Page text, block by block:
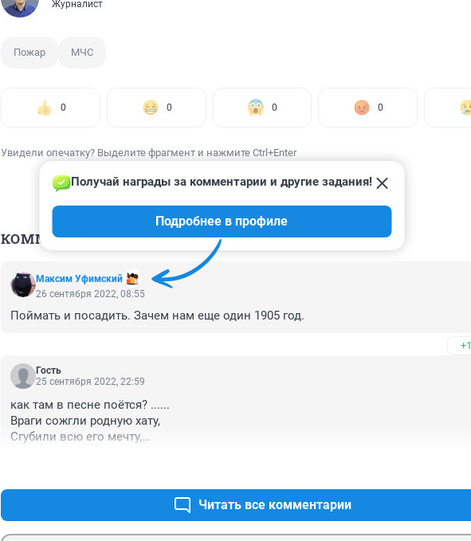
Журналист
Пожар МЧС
0 0 0 0
Увидели опечатку? Выделите фрагмент и нажмите Ctrl+Enter
КОММЕНТАРИИ 33
Максим Уфимский
Получай награды за комментарии и другие задания!
Подробнее в профиле
26 сентября 2022, 08:55
Поймать и посадить. Зачем нам еще один 1905 год.
+1
Гость
25 сентября 2022, 22:59
как там в песне поётся? ......
Враги сожгли родную хату,
Сгубили всю его мечту,
Бутылку виски он поставил,
Читать все комментарии